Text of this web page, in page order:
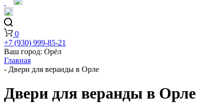
0
+7 (930) 999-85-21
Ваш город: Орёл
Главная
- Двери для веранды в Орле
Двери для веранды в Орле